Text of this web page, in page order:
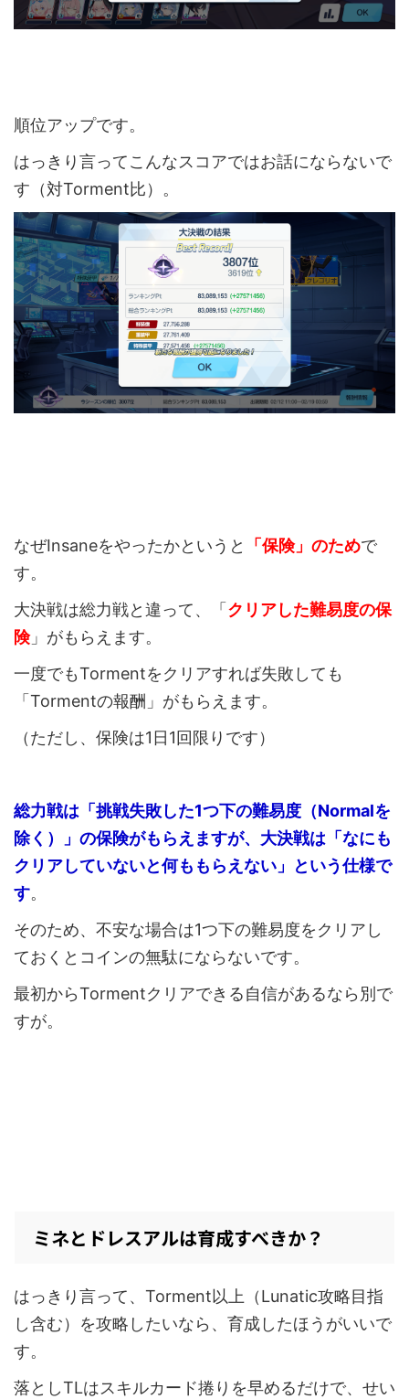
順位アップです。
はっきり言ってこんなスコアではお話にならないで
す（対Torment比）。
なぜInsaneをやったかというと 「保険」のためで
す。
大決戦は総力戦と違って、「 クリアした難易度の保
険」がもらえます。
一度でもTormentをクリアすれば失敗しても
「Tormentの報酬」がもらえます。
（ただし、保険は1日1回限りです）
総力戦は「挑戦失敗した1つ下の難易度（Normalを
除く）」の保険がもらえますが、大決戦は「なにも
クリアしていないと何ももらえない」という仕様で
す。
そのため、不安な場合は1つ下の難易度をクリアし
ておくとコインの無駄にならないです。
最初からTormentクリアできる自信があるなら別で
すが。
ミネとドレスアルは育成すべきか？
はっきり言って、Torment以上（Lunatic攻略目指
し含む）を攻略したいなら、育成したほうがいいで
す。
落としTLはスキルカード捲りを早めるだけで、せい